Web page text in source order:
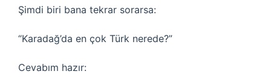
Şimdi biri bana tekrar sorarsa:
“Karadağ’da en çok Türk nerede?”
Cevabım hazır: